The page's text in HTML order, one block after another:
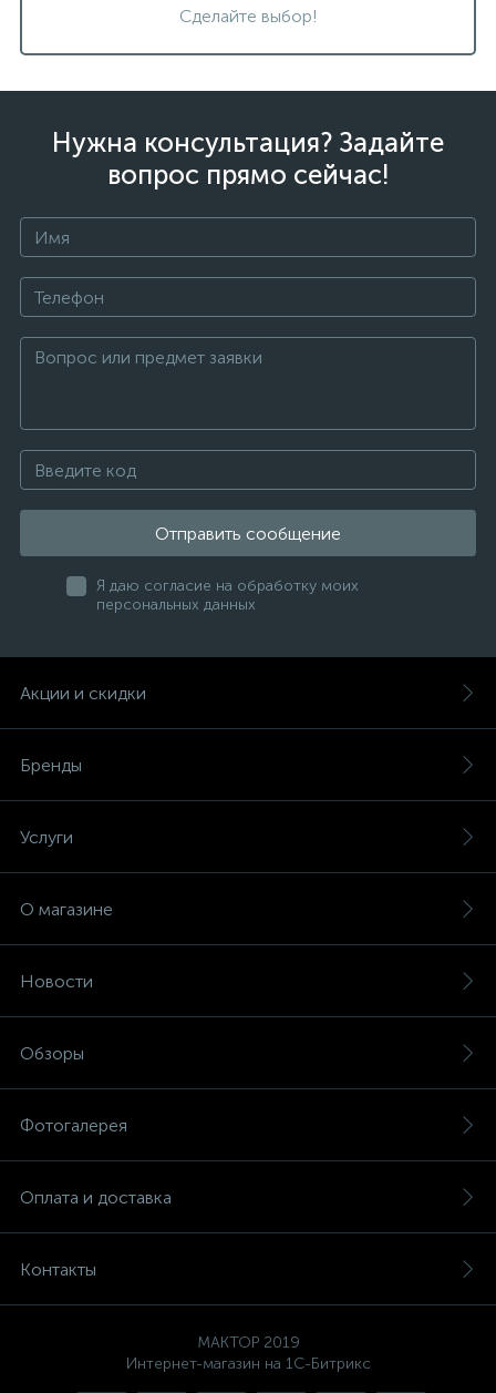
Сделайте выбор!
Нужна консультация? Задайте
вопрос прямо сейчас!
Отправить сообщение
Я даю согласие на обработку моих
персональных данных
Акции и скидки
Бренды
Услуги
О магазине
Новости
Обзоры
Фотогалерея
Оплата и доставка
Контакты
MAKTOP 2019
Интернет-магазин на 1С-Битрикс